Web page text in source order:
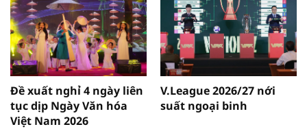
Đề xuất nghỉ 4 ngày liên
tục dịp Ngày Văn hóa
Việt Nam 2026
V.League 2026/27 nới
suất ngoại binh